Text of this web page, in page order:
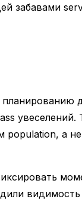
забавами
увеселений.
population, а